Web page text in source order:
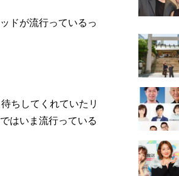
ドが流行っているっ
ちしてくれていたリ
はいま流行っている